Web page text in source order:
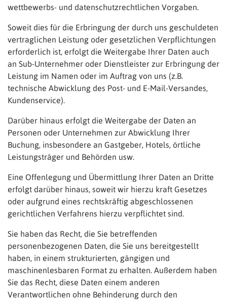
wettbewerbs- und datenschutzrechtlichen Vorgaben.
Soweit dies für die Erbringung der durch uns geschuldeten
vertraglichen Leistung oder gesetzlichen Verpflichtungen
erforderlich ist, erfolgt die Weitergabe Ihrer Daten auch
an Sub-Unternehmer oder Dienstleister zur Erbringung der
Leistung im Namen oder im Auftrag von uns (z.B.
technische Abwicklung des Post- und E-Mail-Versandes,
Kundenservice).
Darüber hinaus erfolgt die Weitergabe der Daten an
Personen oder Unternehmen zur Abwicklung Ihrer
Buchung, insbesondere an Gastgeber, Hotels, örtliche
Leistungsträger und Behörden usw.
Eine Offenlegung und Übermittlung Ihrer Daten an Dritte
erfolgt darüber hinaus, soweit wir hierzu kraft Gesetzes
oder aufgrund eines rechtskräftig abgeschlossenen
gerichtlichen Verfahrens hierzu verpflichtet sind.
Sie haben das Recht, die Sie betreffenden
personenbezogenen Daten, die Sie uns bereitgestellt
haben, in einem strukturierten, gängigen und
maschinenlesbaren Format zu erhalten. Außerdem haben
Sie das Recht, diese Daten einem anderen
Verantwortlichen ohne Behinderung durch den